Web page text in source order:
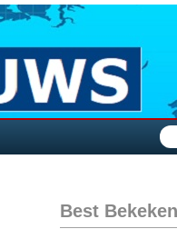
Best Bekeken